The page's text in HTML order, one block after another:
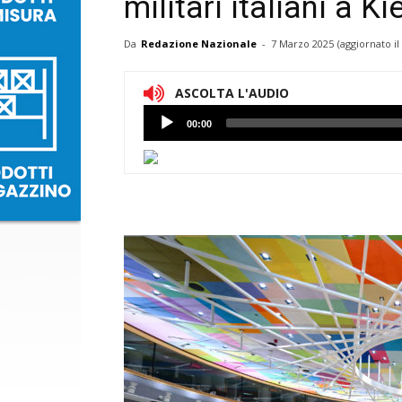
militari italiani a
Da Redazione Nazionale - 7 Marzo 2025 (aggiornato il
ASCOLTA L'AUDIO
Lettore
Audio
00:00